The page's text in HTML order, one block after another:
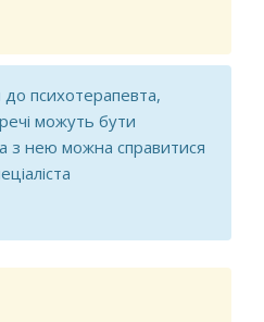
психотерапевта,
можуть бути
з нею можна справитися
бувають нервові
я деколи неконтрулюю